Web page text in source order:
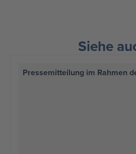
Siehe
Pressemitteilung im Rahmen